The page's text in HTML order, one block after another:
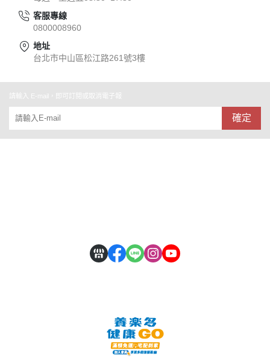
客服專線
0800008960
地址
台北市中山區松江路261號3樓
請輸入 E-mail，即可訂閱或取消電子報
確定